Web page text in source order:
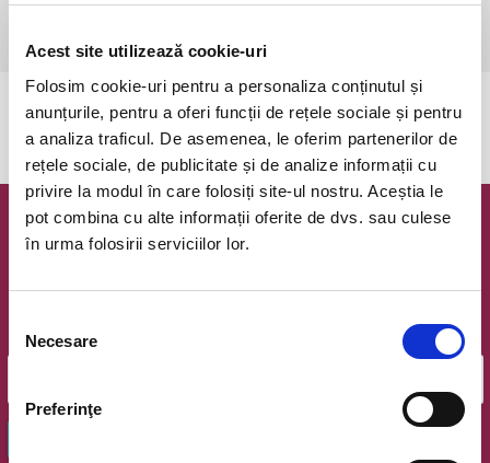
Acest site utilizează cookie-uri
Folosim cookie-uri pentru a personaliza conținutul și
anunțurile, pentru a oferi funcții de rețele sociale și pentru
a analiza traficul. De asemenea, le oferim partenerilor de
rețele sociale, de publicitate și de analize informații cu
privire la modul în care folosiți site-ul nostru. Aceștia le
pot combina cu alte informații oferite de dvs. sau culese
în urma folosirii serviciilor lor.
consimțământului
Necesare
Preferinţe
Dupa ora inceperii reprezentatiei, rezervarile si biletele isi pierd
Evenimentul a expirat.
Newsletter @ Bilete.ro
Oferte exclusive si o editie saptamanala cu cele mai noi
Email